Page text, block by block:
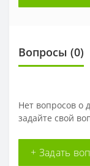
Вопросы (0)
Нет вопросов о
задайте свой
+ Задать